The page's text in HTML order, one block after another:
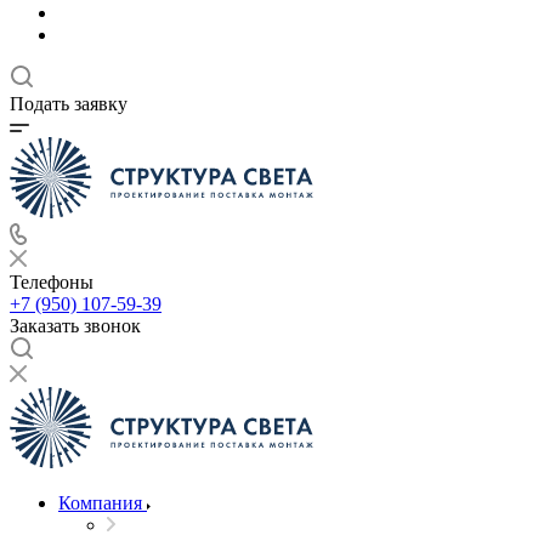
Подать заявку
Телефоны
+7 (950) 107-59-39
Заказать звонок
Компания